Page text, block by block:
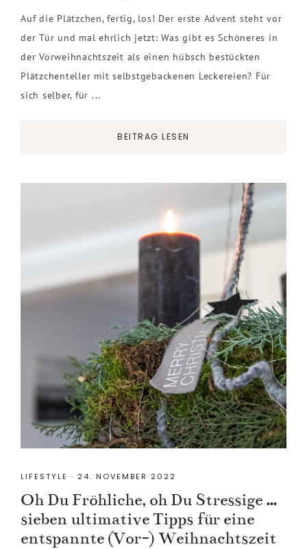
Auf die Plätzchen, fertig, los! Der erste Advent steht vor
der Tür und mal ehrlich jetzt: Was gibt es Schöneres in
der Vorweihnachtszeit als einen hübsch bestückten
Plätzchenteller mit selbstgebackenen Leckereien? Für
sich selber, für ...
BEITRAG LESEN
LIFESTYLE · 24. NOVEMBER 2022
Oh Du Fröhliche, oh Du Stressige …
sieben ultimative Tipps für eine
entspannte (Vor-) Weihnachtszeit